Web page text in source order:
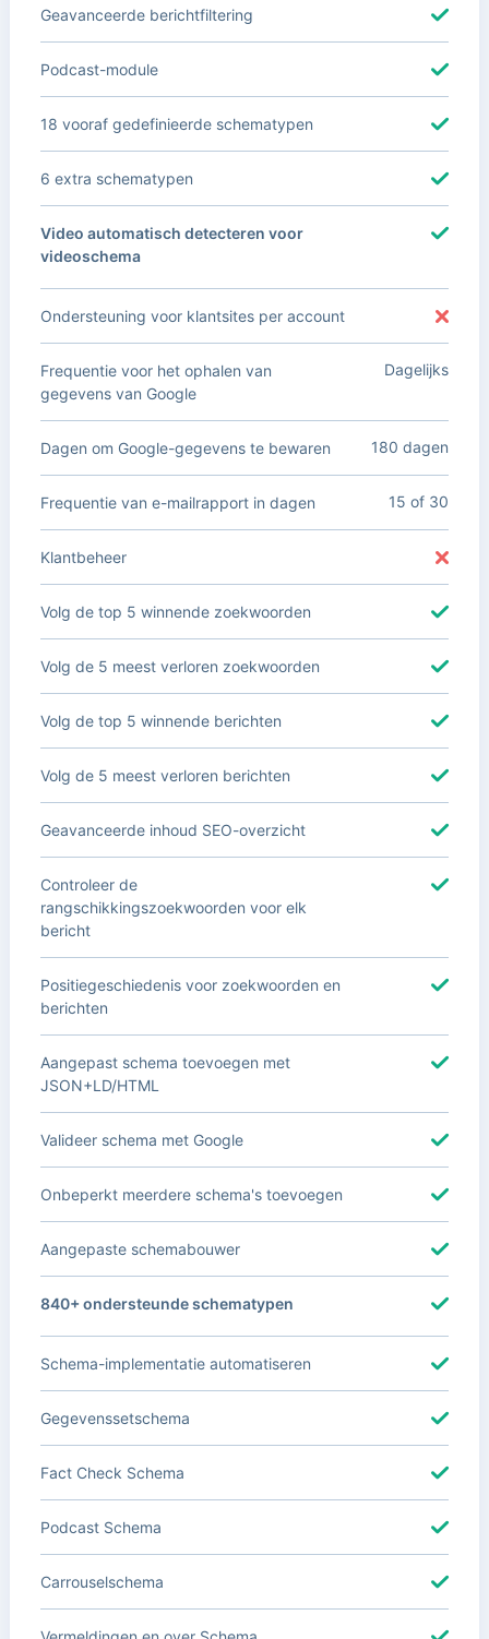
Geavanceerde berichtfiltering
Podcast-module
18 vooraf gedefinieerde schematypen
6 extra schematypen
Video automatisch detecteren voor
videoschema
Ondersteuning voor klantsites per account
Frequentie voor het ophalen van
gegevens van Google
Dagelijks
Dagen om Google-gegevens te bewaren 180 dagen
Frequentie van e-mailrapport in dagen 15 of 30
Klantbeheer
Volg de top 5 winnende zoekwoorden
Volg de 5 meest verloren zoekwoorden
Volg de top 5 winnende berichten
Volg de 5 meest verloren berichten
Geavanceerde inhoud SEO-overzicht
Controleer de
rangschikkingszoekwoorden voor elk
bericht
Positiegeschiedenis voor zoekwoorden en
berichten
Aangepast schema toevoegen met
JSON+LD/HTML
Valideer schema met Google
Onbeperkt meerdere schema's toevoegen
Aangepaste schemabouwer
840+ ondersteunde schematypen
Schema-implementatie automatiseren
Gegevenssetschema
Fact Check Schema
Podcast Schema
Carrouselschema